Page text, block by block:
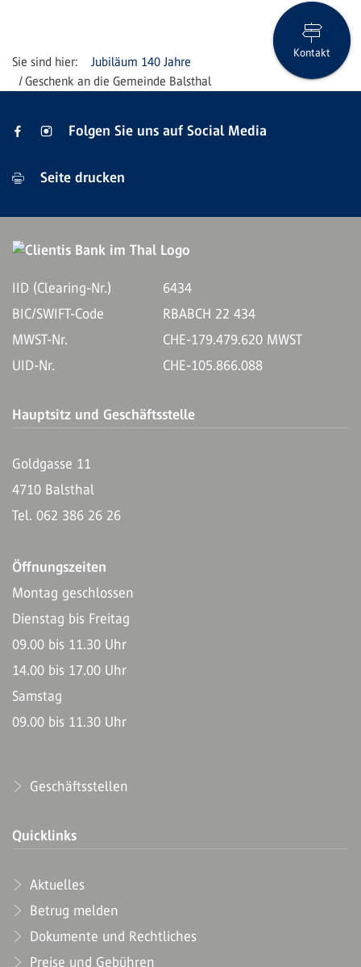
Jubiläum 140 Jahre
Geschenk an die Gemeinde Balsthal
Kontakt
Folgen Sie uns auf Social Media
Seite drucken
IID (Clearing-Nr.)
6434
BIC/SWIFT-Code
RBABCH 22 434
MWST-Nr.
CHE-179.479.620 MWST
UID-Nr.
CHE-105.866.088
Hauptsitz und Geschäftsstelle
Goldgasse 11
4710 Balsthal
Tel. 062 386 26 26
Öffnungszeiten
Montag geschlossen
Dienstag bis Freitag
09.00 bis 11.30 Uhr
14.00 bis 17.00 Uhr
Samstag
09.00 bis 11.30 Uhr
Geschäftsstellen
Quicklinks
Aktuelles
Betrug melden
Dokumente und Rechtliches
Preise und Gebühren